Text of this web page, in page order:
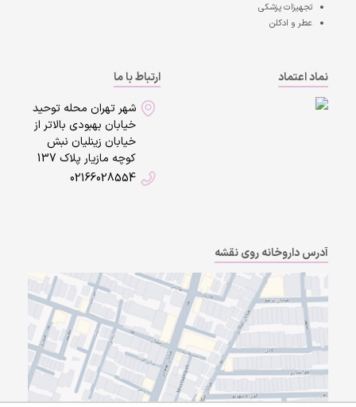
تجهیزات پزشکی
عطر و ادکلن
نماد اعتماد
ارتباط با ما
شهر تهران محله توحید
خیابان بهبودی بالاتر از
خیابان زینلیان نبش
کوچه مازیار پلاک 137
02166028554
آدرس داروخانه روی نقشه